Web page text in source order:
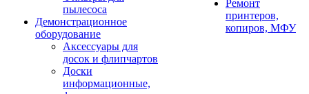
пылесоса
Демонстрационное
оборудование
Аксессуары для
досок и флипчартов
Доски
информационные,
Ремонт
принтеров,
копиров, МФУ